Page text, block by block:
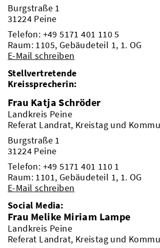
Burgstraße 1
31224 Peine
Telefon: +49 5171 401 110 5
Raum: 1105, Gebäudeteil 1, 1. OG
E-Mail schreiben
Stellvertretende
Kreissprecherin:
Frau Katja Schröder
Landkreis Peine
Referat Landrat, Kreistag und
Burgstraße 1
31224 Peine
Telefon: +49 5171 401 110 1
Raum: 1101, Gebäudeteil 1, 1. OG
E-Mail schreiben
Social Media:
Frau Melike Miriam Lampe
Landkreis Peine
Referat Landrat, Kreistag und